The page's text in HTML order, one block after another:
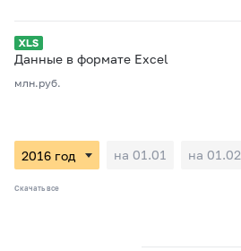
Данные в формате Excel
млн.руб.
на 01.01 на 01.02
Скачать все